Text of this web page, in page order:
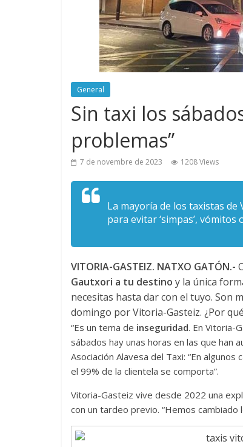
General
Sin taxi los
problemas”
7 de novembre de 2023 1208 Views
La mayoría de los taxistas
para evitar ‘simpas’, vómitos
VITORIA-GASTEIZ. NATXO GATÓN.-
Gautxori a tu destino y la única
necesitas hasta dar con el tuyo. Son
domingo por Vitoria-Gasteiz. ¿Por
“Es un tema de inseguridad. En Vitoria-
sábados hay unas horas en las que han
Asociación Alavesa del Taxi: “En
el 99% de la clientela se comporta”.
Vitoria-Gasteiz vive desde 2022 una
con un tardeo previo. “Hemos